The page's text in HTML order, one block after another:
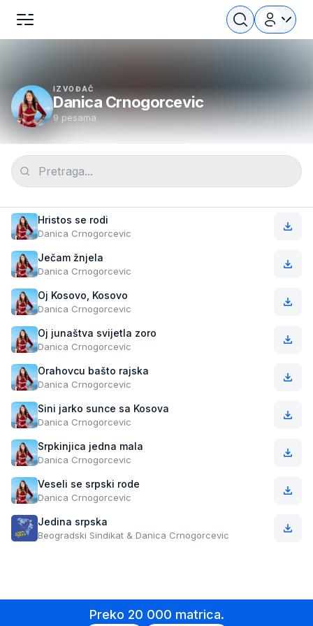
IZVOĐAČ
Danica Crnogorcevic
9 pesama
Hristos se rodi
Danica Crnogorcevic
Ječam žnjela
Danica Crnogorcevic
Oj Kosovo, Kosovo
Danica Crnogorcevic
Oj junaštva svijetla zoro
Danica Crnogorcevic
Orahovcu bašto rajska
Danica Crnogorcevic
Sini jarko sunce sa Kosova
Danica Crnogorcevic
Srpkinjica jedna mala
Danica Crnogorcevic
Veseli se srpski rode
Danica Crnogorcevic
Jedina srpska
Beogradski Sindikat & Danica Crnogorcevic
Preko 20 000 matrica.